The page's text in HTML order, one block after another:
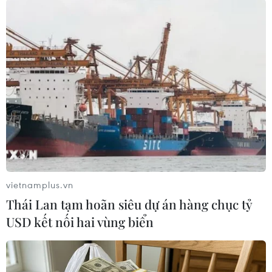
#Bệnh viện C #Bắt cóc #Tặng bằng khen
vietnamplus.vn
Thái Lan tạm hoãn siêu dự án hàng chục tỷ
USD kết nối hai vùng biển